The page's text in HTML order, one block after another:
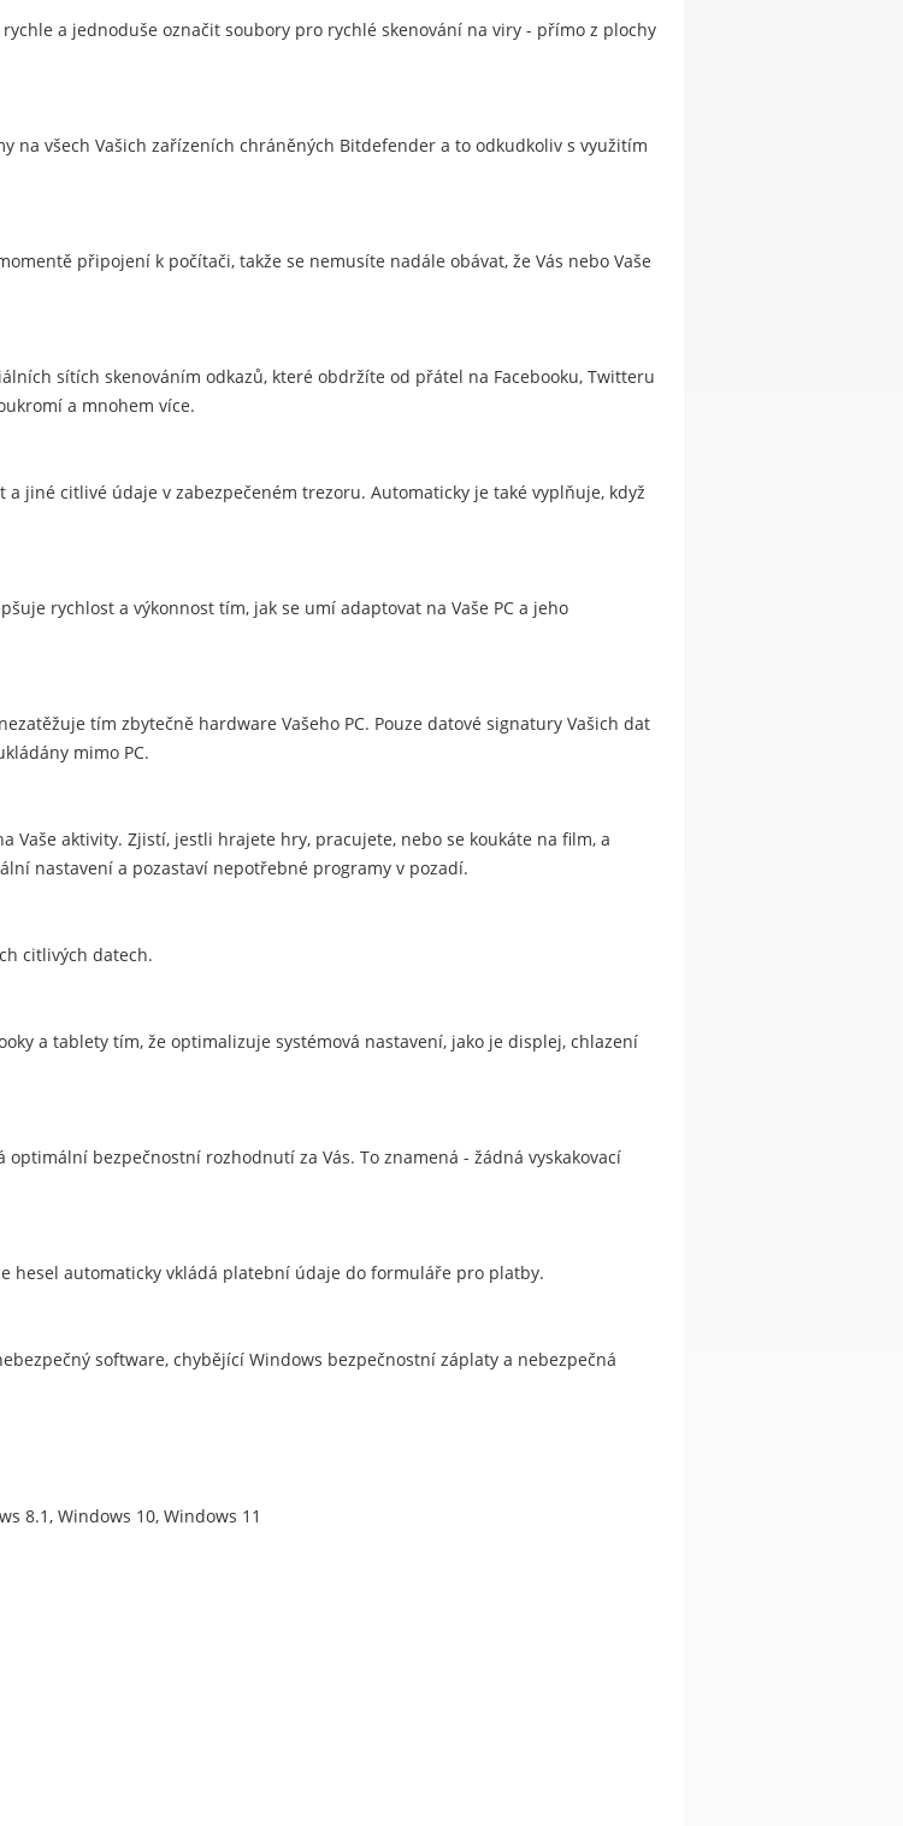
a jednoduše označit soubory pro rychlé skenování na viry - přímo z plochy
na všech Vašich zařízeních chráněných Bitdefender a to odkudkoliv s využitím
připojení k počítači, takže se nemusíte nadále obávat, že Vás nebo Vaše
sítích skenováním odkazů, které obdržíte od přátel na Facebooku, Twitteru
a mnohem více.
jiné citlivé údaje v zabezpečeném trezoru. Automaticky je také vyplňuje, když
rychlost a výkonnost tím, jak se umí adaptovat na Vaše PC a jeho
tím zbytečně hardware Vašeho PC. Pouze datové signatury Vašich dat
mimo PC.
Vaše aktivity. Zjistí, jestli hrajete hry, pracujete, nebo se koukáte na film, a
nastavení a pozastaví nepotřebné programy v pozadí.
citlivých datech.
a tablety tím, že optimalizuje systémová nastavení, jako je displej, chlazení
bezpečnostní rozhodnutí za Vás. To znamená - žádná vyskakovací
hesel automaticky vkládá platební údaje do formuláře pro platby.
software, chybějící Windows bezpečnostní záplaty a nebezpečná
8.1, Windows 10, Windows 11